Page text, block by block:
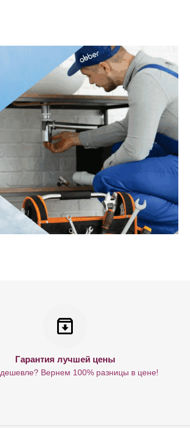
Гарантия лучшей цены
Вернем 100% разницы в цене!